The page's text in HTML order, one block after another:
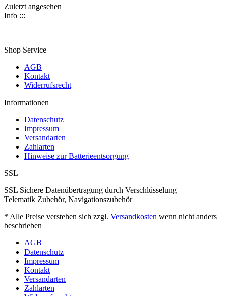
Zuletzt angesehen
Info :::
Shop Service
AGB
Kontakt
Widerrufsrecht
Informationen
Datenschutz
Impressum
Versandarten
Zahlarten
Hinweise zur Batterieentsorgung
SSL
SSL Sichere Datenübertragung durch Verschlüsselung
Telematik Zubehör, Navigationszubehör
* Alle Preise verstehen sich zzgl. Versandkosten wenn nicht anders
beschrieben
AGB
Datenschutz
Impressum
Kontakt
Versandarten
Zahlarten